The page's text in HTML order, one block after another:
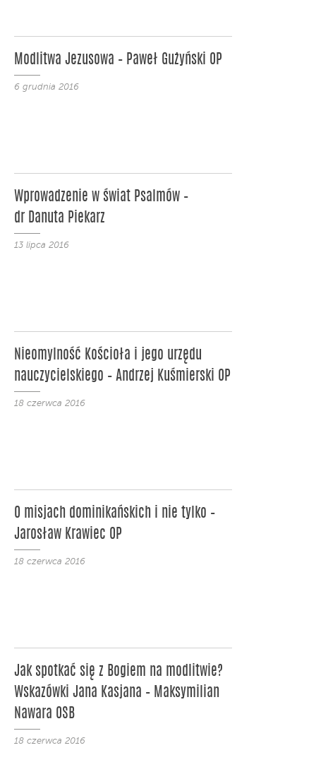
Modlitwa Jezusowa – Paweł Gużyński OP
6 grudnia 2016
Wprowadzenie w świat Psalmów –
dr Danuta Piekarz
13 lipca 2016
Nieomylność Kościoła i jego urzędu
nauczycielskiego – Andrzej Kuśmierski OP
18 czerwca 2016
O misjach dominikańskich i nie tylko –
Jarosław Krawiec OP
18 czerwca 2016
Jak spotkać się z Bogiem na modlitwie?
Wskazówki Jana Kasjana – Maksymilian
Nawara OSB
18 czerwca 2016